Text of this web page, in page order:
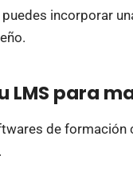
incorporar
LMS para
de formación